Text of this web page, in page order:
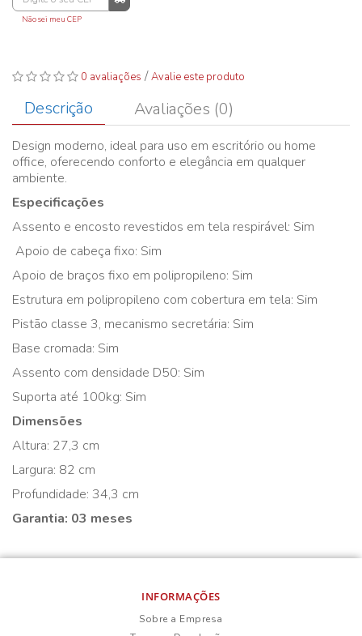
Não sei meu CEP
0 avaliações /Avalie este produto
Descrição Avaliações (0)
Design moderno, ideal para uso em escritório ou home
office, oferecendo conforto e elegância em qualquer
ambiente.
Especificações
Assento e encosto revestidos em tela respirável: Sim
Apoio de cabeça fixo: Sim
Apoio de braços fixo em polipropileno: Sim
Estrutura em polipropileno com cobertura em tela: Sim
Pistão classe 3, mecanismo secretária: Sim
Base cromada: Sim
Assento com densidade D50: Sim
Suporta até 100kg: Sim
Dimensões
Altura: 27,3 cm
Largura: 82 cm
Profundidade: 34,3 cm
Garantia: 03 meses
INFORMAÇÕES
Sobre a Empresa